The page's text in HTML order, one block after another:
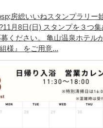
房総いいねスタンプラリー
月8日(日) スタンプを３つ
ください。 亀山温泉ホテル
様』 をご用意...